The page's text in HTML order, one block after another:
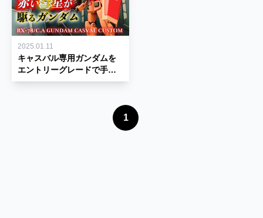
2025.01.11
キャスバル専用ガンダムを
エントリーグレードで手軽
に制作！【反逆の赤い彗星
1